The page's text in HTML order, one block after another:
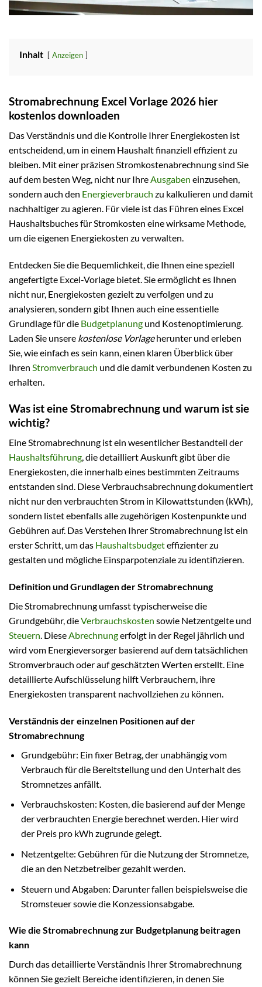
Inhalt Anzeigen
Stromabrechnung Excel Vorlage 2026 hier
kostenlos downloaden
Das Verständnis und die Kontrolle Ihrer Energiekosten ist
entscheidend, um in einem Haushalt finanziell effizient zu
bleiben. Mit einer präzisen Stromkostenabrechnung sind Sie
auf dem besten Weg, nicht nur IhreAusgaben einzusehen,
sondern auch den Energieverbrauch zu kalkulieren und damit
nachhaltiger zu agieren. Für viele ist das Führen eines Excel
Haushaltsbuches für Stromkosten eine wirksame Methode,
um die eigenen Energiekosten zu verwalten.
Entdecken Sie die Bequemlichkeit, die Ihnen eine speziell
angefertigte Excel-Vorlage bietet. Sie ermöglicht es Ihnen
nicht nur, Energiekosten gezielt zu verfolgen und zu
analysieren, sondern gibt Ihnen auch eine essentielle
Grundlage für die Budgetplanung und Kostenoptimierung.
Laden Sie unsere kostenlose Vorlageherunter und erleben
Sie, wie einfach es sein kann, einen klaren Überblick über
Ihren Stromverbrauch und die damit verbundenen Kosten zu
erhalten.
Was ist eine Stromabrechnung und warum ist sie
wichtig?
Eine Stromabrechnung ist ein wesentlicher Bestandteil der
Haushaltsführung, die detailliert Auskunft gibt über die
Energiekosten, die innerhalb eines bestimmten Zeitraums
entstanden sind. Diese Verbrauchsabrechnung dokumentiert
nicht nur den verbrauchten Strom in Kilowattstunden (kWh),
sondern listet ebenfalls alle zugehörigen Kostenpunkte und
Gebühren auf. Das Verstehen Ihrer Stromabrechnung ist ein
erster Schritt, um das Haushaltsbudgeteffizienter zu
gestalten und mögliche Einsparpotenziale zu identifizieren.
Definition und Grundlagen der Stromabrechnung
Die Stromabrechnung umfasst typischerweise die
Grundgebühr, dieVerbrauchskosten sowie Netzentgelte und
Steuern. DieseAbrechnungerfolgt in der Regel jährlich und
wird vom Energieversorger basierend auf dem tatsächlichen
Stromverbrauch oder auf geschätzten Werten erstellt. Eine
detaillierte Aufschlüsselung hilft Verbrauchern, ihre
Energiekosten transparent nachvollziehen zu können.
Verständnis der einzelnen Positionen auf der
Stromabrechnung
Grundgebühr: Ein fixer Betrag, der unabhängig vom
Verbrauch für die Bereitstellung und den Unterhalt des
Stromnetzes anfällt.
Verbrauchskosten: Kosten, die basierend auf der Menge
der verbrauchten Energie berechnet werden. Hier wird
der Preis pro kWh zugrunde gelegt.
Netzentgelte: Gebühren für die Nutzung der Stromnetze,
die an den Netzbetreiber gezahlt werden.
Steuern und Abgaben: Darunter fallen beispielsweise die
Stromsteuer sowie die Konzessionsabgabe.
Wie die Stromabrechnung zur Budgetplanung beitragen
kann
Durch das detaillierte Verständnis Ihrer Stromabrechnung
können Sie gezielt Bereiche identifizieren, in denen Sie